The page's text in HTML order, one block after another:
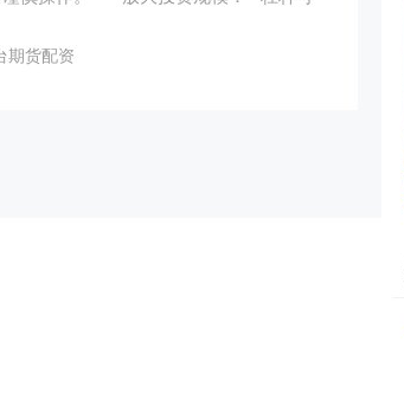
期货配资